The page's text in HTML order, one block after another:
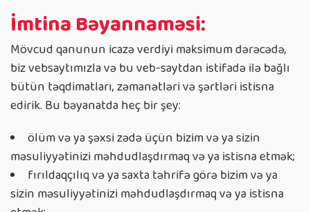
İmtina Bəyannaməsi:
Mövcud qanunun icazə verdiyi maksimum dərəcədə,
biz vebsaytımızla və bu veb-saytdan istifadə ilə bağlı
bütün təqdimatları, zəmanətləri və şərtləri istisna
edirik. Bu bəyanatda heç bir şey:
ölüm və ya şəxsi zədə üçün bizim və ya sizin
məsuliyyətinizi məhdudlaşdırmaq və ya istisna etmək;
fırıldaqçılıq və ya saxta təhrifə görə bizim və ya
sizin məsuliyyətinizi məhdudlaşdırmaq və ya istisna